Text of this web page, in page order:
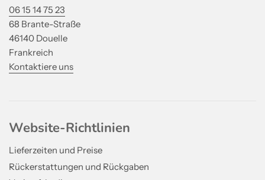
06 15 14 75 23
68 Brante-Straße
46140 Douelle
Frankreich
Kontaktiere uns
Website-Richtlinien
Lieferzeiten und Preise
Rückerstattungen und Rückgaben